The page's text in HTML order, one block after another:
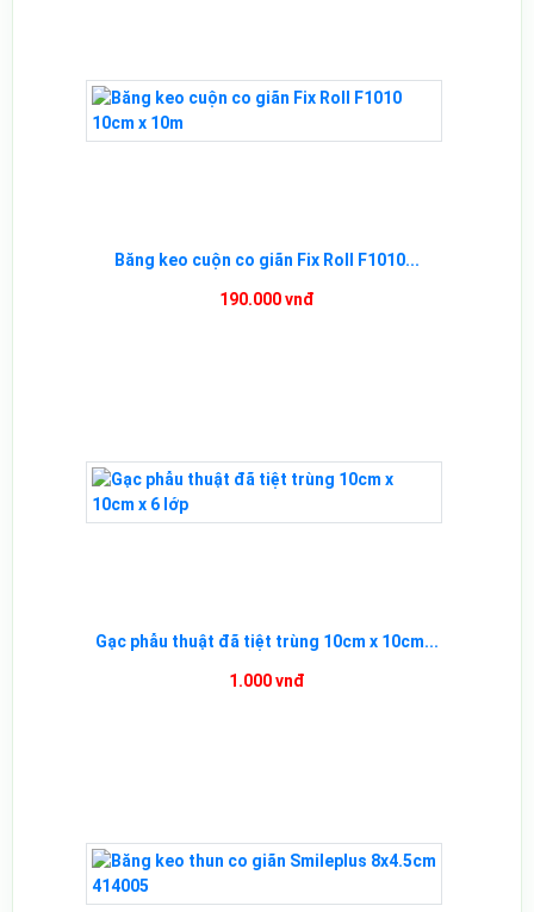
Băng keo cuộn co giãn Fix Roll F1010...
190.000 vnđ
Gạc phẫu thuật đã tiệt trùng 10cm x 10cm...
1.000 vnđ